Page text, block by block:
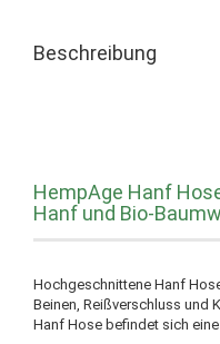
Beschreibung
HempAge Hanf
Hanf und Bio-
Hochgeschnittene Hanf
Beinen, Reißverschluss und
Hanf Hose befindet sich